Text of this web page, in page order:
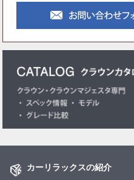
カーリラックスの紹介